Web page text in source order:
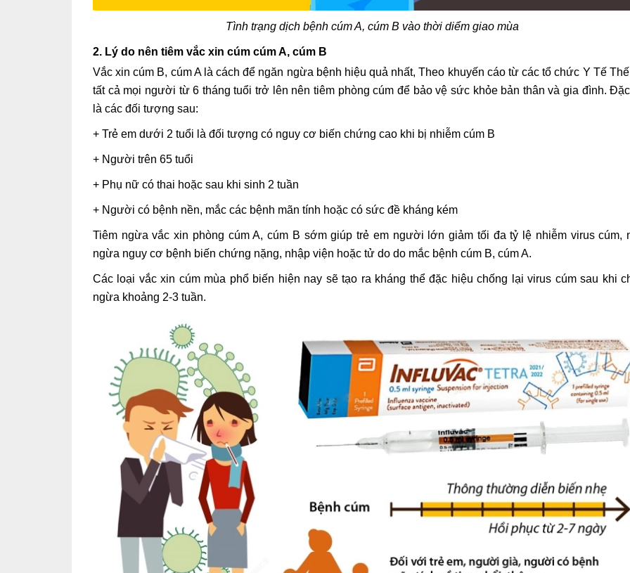
Tình trạng dịch bệnh cúm A, cúm B vào thời diểm giao mùa
2. Lý do nên tiêm vắc xin cúm cúm A, cúm B
Vắc xin cúm B, cúm A là cách để ngăn ngừa bệnh hiệu quả nhất, Theo khuyến cáo từ các tổ chức Y Tế
tất cả mọi người từ 6 tháng tuổi trở lên nên tiêm phòng cúm để bảo vệ sức khỏe bản thân và gia đình.
là các đối tượng sau:
+ Trẻ em dưới 2 tuổi là đối tượng có nguy cơ biến chứng cao khi bị nhiễm cúm B
+ Người trên 65 tuổi
+ Phụ nữ có thai hoặc sau khi sinh 2 tuần
+ Người có bệnh nền, mắc các bệnh mãn tính hoặc có sức đề kháng kém
Tiêm ngừa vắc xin phòng cúm A, cúm B sớm giúp trẻ em người lớn giảm tối đa tỷ lệ nhiễm virus cúm,
ngừa nguy cơ bệnh biến chứng nặng, nhập viện hoặc tử do do mắc bệnh cúm B, cúm A.
Các loại vắc xin cúm mùa phổ biến hiện nay sẽ tạo ra kháng thể đặc hiệu chống lại virus cúm sau khi
ngừa khoảng 2-3 tuần.